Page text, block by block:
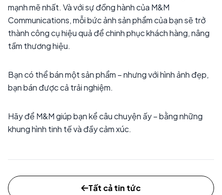
mạnh mẽ nhất. Và với sự đồng hành của M&M
Communications, mỗi bức ảnh sản phẩm của bạn sẽ trở
thành công cụ hiệu quả để chinh phục khách hàng, nâng
tầm thương hiệu.
Bạn có thể bán một sản phẩm – nhưng với hình ảnh đẹp,
bạn bán được cả trải nghiệm.
Hãy để M&M giúp bạn kể câu chuyện ấy – bằng những
khung hình tinh tế và đầy cảm xúc.
Tất cả tin tức